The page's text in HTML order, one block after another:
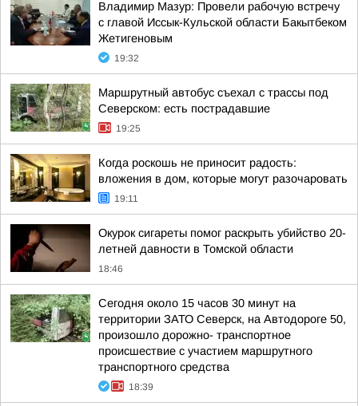
Владимир Мазур: Провели рабочую встречу
с главой Иссык-Кульской области Бакытбеком
Жетигеновым
19:32
Маршрутный автобус съехал с трассы под
Северском: есть пострадавшие
19:25
Когда роскошь не приносит радость:
вложения в дом, которые могут разочаровать
19:11
Окурок сигареты помог раскрыть убийство 20-
летней давности в Томской области
18:46
Сегодня около 15 часов 30 минут на
территории ЗАТО Северск, на Автодороге 50,
произошло дорожно- транспортное
происшествие с участием маршрутного
транспортного средства
18:39